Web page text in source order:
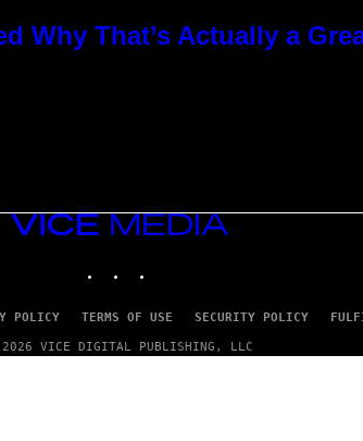
Why That’s Actually a
VICE
POLICY TERMS OF USE SECURITY POLICY
VICE DIGITAL PUBLISHING, LLC